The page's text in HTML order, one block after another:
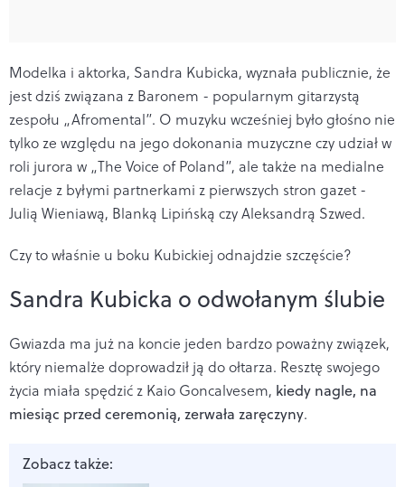
Modelka i aktorka, Sandra Kubicka, wyznała publicznie, że
jest dziś związana z Baronem - popularnym gitarzystą
zespołu „Afromental”. O muzyku wcześniej było głośno nie
tylko ze względu na jego dokonania muzyczne czy udział w
roli jurora w „The Voice of Poland”, ale także na medialne
relacje z byłymi partnerkami z pierwszych stron gazet -
Julią Wieniawą, Blanką Lipińską czy Aleksandrą Szwed.
Czy to właśnie u boku Kubickiej odnajdzie szczęście?
Sandra Kubicka o odwołanym ślubie
Gwiazda ma już na koncie jeden bardzo poważny związek,
który niemalże doprowadził ją do ołtarza. Resztę swojego
życia miała spędzić z Kaio Goncalvesem, kiedy nagle, na
miesiąc przed ceremonią, zerwała zaręczyny.
Zobacz także: